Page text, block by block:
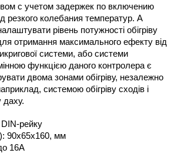
с учетом задержек по включению
резкого колебания температур. А
рівень потужності обігріву
отримання максимального ефекту від
системи, або системи
функцією даного контролера є
двома зонами обігріву, незалежно
системою обігріву сходів і
даху.
рейку
90х65х160, мм
16А